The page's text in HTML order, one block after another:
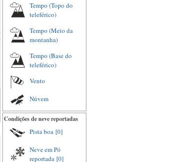
Tempo (Topo do
teleférico)
Tempo (Meio da
montanha)
Tempo (Base do
teleférico)
Vento
Núvem
Condições de neve reportadas
Pista boa [0]
Neve em Pó
reportada [0]